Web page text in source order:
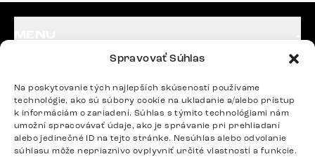
Spravovať Súhlas
Na poskytovanie tých najlepších skúseností používame
technológie, ako sú súbory cookie na ukladanie a/alebo prístup
k informáciám o zariadení. Súhlas s týmito technológiami nám
umožní spracovávať údaje, ako je správanie pri prehliadaní
alebo jedinečné ID na tejto stránke. Nesúhlas alebo odvolanie
súhlasu môže nepriaznivo ovplyvniť určité vlastnosti a funkcie.
Stoličky
Postele
Stoly